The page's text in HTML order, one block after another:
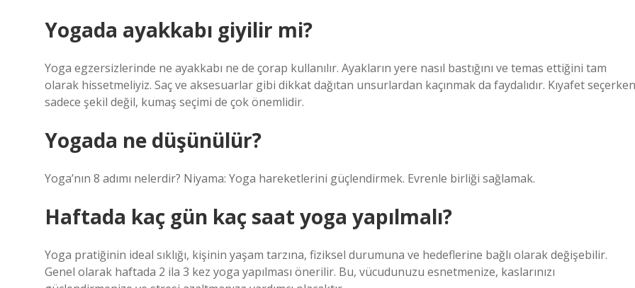
Yogada ayakkabı giyilir mi?
Yoga egzersizlerinde ne ayakkabı ne de çorap kullanılır. Ayakların yere nasıl bastığını ve temas ettiğini tam
olarak hissetmeliyiz. Saç ve aksesuarlar gibi dikkat dağıtan unsurlardan kaçınmak da faydalıdır. Kıyafet seçerken
sadece şekil değil, kumaş seçimi de çok önemlidir.
Yogada ne düşünülür?
Yoga’nın 8 adımı nelerdir? Niyama: Yoga hareketlerini güçlendirmek. Evrenle birliği sağlamak.
Haftada kaç gün kaç saat yoga yapılmalı?
Yoga pratiğinin ideal sıklığı, kişinin yaşam tarzına, fiziksel durumuna ve hedeflerine bağlı olarak değişebilir.
Genel olarak haftada 2 ila 3 kez yoga yapılması önerilir. Bu, vücudunuzu esnetmenize, kaslarınızı